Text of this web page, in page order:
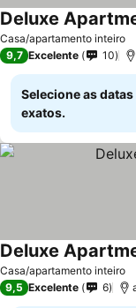
Casa/apartamento inteiro
Deluxe
9,7 Excelente 10
Selecione as
exatos.
Casa/apartamento inteiro
Deluxe
9,5 Excelente 6